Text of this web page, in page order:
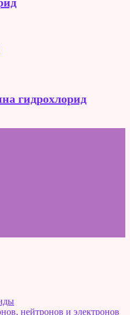
гидрохлорид
нейтронов и электронов